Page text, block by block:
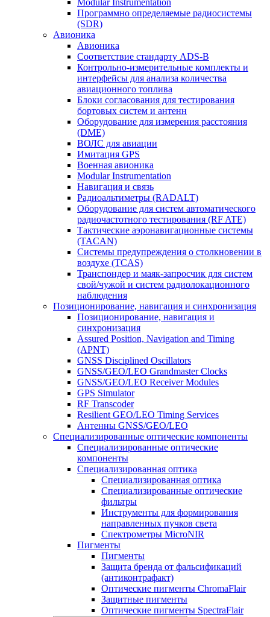
Modular Instrumentation
Программно определяемые радиосистемы
(SDR)
Авионика
Авионика
Соответствие стандарту ADS-B
Контрольно-измерительные комплекты и
интерфейсы для анализа количества
авиационного топлива
Блоки согласования для тестирования
бортовых систем и антенн
Оборудование для измерения расстояния
(DME)
ВОЛС для авиации
Имитация GPS
Военная авионика
Modular Instrumentation
Навигация и связь
Радиоальтиметры (RADALT)
Оборудование для систем автоматического
радиочастотного тестирования (RF ATE)
Тактические аэронавигационные системы
(TACAN)
Системы предупреждения о столкновении в
воздухе (TCAS)
Транспондер и маяк-запросчик для систем
свой/чужой и систем радиолокационного
наблюдения
Позиционирование, навигация и синхронизация
Позиционирование, навигация и
синхронизация
Assured Position, Navigation and Timing
(APNT)
GNSS Disciplined Oscillators
GNSS/GEO/LEO Grandmaster Clocks
GNSS/GEO/LEO Receiver Modules
GPS Simulator
RF Transcoder
Resilient GEO/LEO Timing Services
Антенны GNSS/GEO/LEO
Специализированные оптические компоненты
Специализированные оптические
компоненты
Специализированная оптика
Специализированная оптика
Специализированные оптические
фильтры
Инструменты для формирования
направленных пучков света
Спектрометры MicroNIR
Пигменты
Пигменты
Защита бренда от фальсификаций
(антиконтрафакт)
Оптические пигменты ChromaFlair
Защитные пигменты
Оптические пигменты SpectraFlair